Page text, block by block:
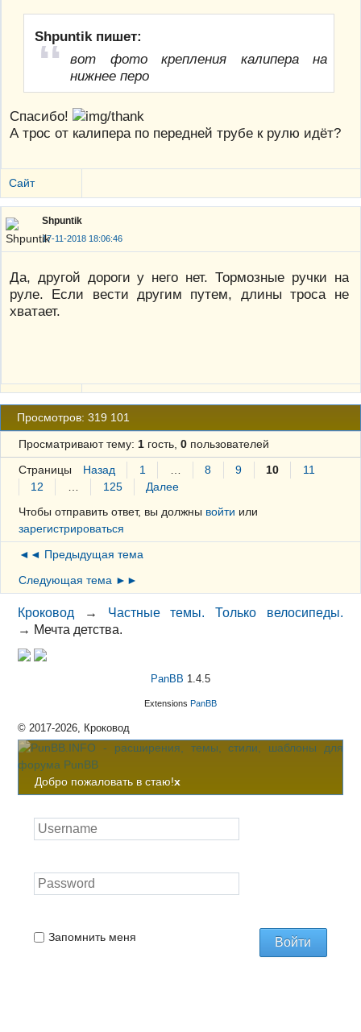
Shpuntik пишет:
вот фото крепления калипера на
нижнее перо
Спасибо!
А трос от калипера по передней трубе к рулю идёт?
Сайт
Shpuntik
17-11-2018 18:06:46
Да, другой дороги у него нет. Тормозные ручки на
руле. Если вести другим путем, длины троса не
хватает.
Просмотров: 319 101
Просматривают тему: 1гость, 0пользователей
Страницы Назад 1 … 8 9 10
11
12
… 125
Далее
Чтобы отправить ответ, вы должны войти или
зарегистрироваться
◄◄ Предыдущая тема
Следующая тема ►►
Кроковод → Частные темы. Только велосипеды.
→ Мечта детства.
PanBB 1.4.5
Extensions PanBB
© 2017-2026, Кроковод
Добро пожаловать в стаю!x
Запомнить меня